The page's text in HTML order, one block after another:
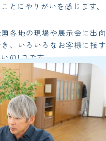
とにやりがいを感じます。
各地の現場や展示会に出向
、いろいろなお客様に接す
の1つです。